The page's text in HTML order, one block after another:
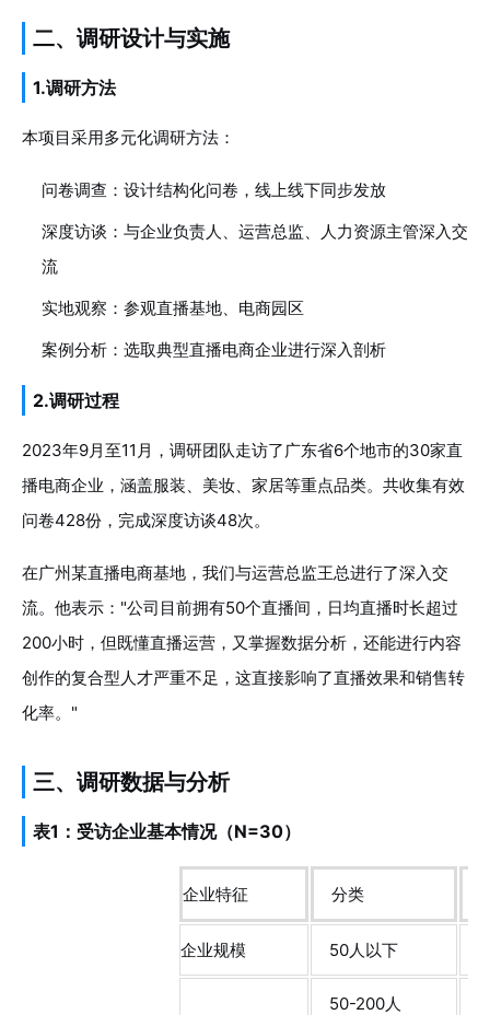
二、调研设计与实施
1.调研方法
本项目采用多元化调研方法：
问卷调查：设计结构化问卷，线上线下同步发放
深度访谈：与企业负责人、运营总监、人力资源主管深入交
流
实地观察：参观直播基地、电商园区
案例分析：选取典型直播电商企业进行深入剖析
2.调研过程
2023年9月至11月，调研团队走访了广东省6个地市的30家直
播电商企业，涵盖服装、美妆、家居等重点品类。共收集有效
问卷428份，完成深度访谈48次。
在广州某直播电商基地，我们与运营总监王总进行了深入交
流。他表示："公司目前拥有50个直播间，日均直播时长超过
200小时，但既懂直播运营，又掌握数据分析，还能进行内容
创作的复合型人才严重不足，这直接影响了直播效果和销售转
化率。"
三、调研数据与分析
表1：受访企业基本情况（N=30）
企业特征 分类
企业规模 50人以下
50-200人